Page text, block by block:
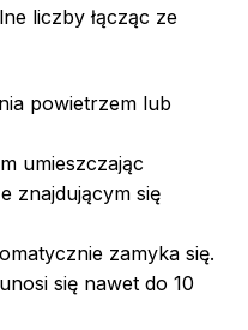
liczby łącząc ze
powietrzem lub
umieszczając
znajdującym się
zamyka się.
się nawet do 10